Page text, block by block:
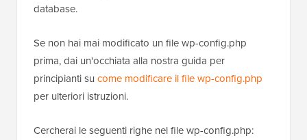
database.
Se non hai mai modificato un file wp-config.php
prima, dai un'occhiata alla nostra guida per
principianti su come modificare il file wp-config.php
per ulteriori istruzioni.
Cercherai le seguenti righe nel file wp-config.php: